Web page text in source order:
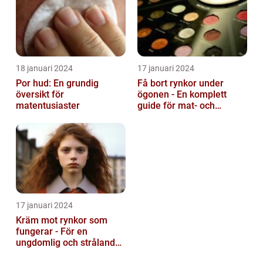
18 januari 2024
Por hud: En grundig
översikt för
matentusiaster
17 januari 2024
Få bort rynkor under
ögonen - En komplett
guide för mat- och
17 januari 2024
Kräm mot rynkor som
fungerar - För en
ungdomlig och strålande